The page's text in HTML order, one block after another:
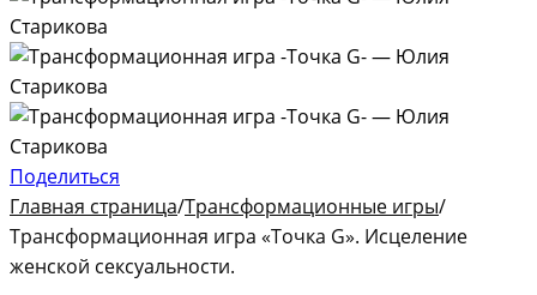
Поделиться
Главная страница/Трансформационные игры/
Трансформационная игра «Точка G». Исцеление
женской сексуальности.